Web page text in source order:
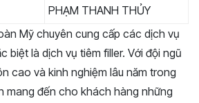
PHẠM THANH THỦY
Mỹ chuyên cung cấp các dịch vụ
biệt là dịch vụ tiêm filler. Với đội ngũ
cao và kinh nghiệm lâu năm trong
mang đến cho khách hàng những